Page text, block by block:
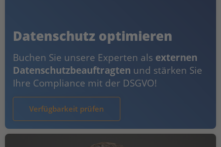
Datenschutz optimieren
Buchen Sie unsere Experten als externen
Datenschutzbeauftragten und stärken Sie
Ihre Compliance mit der DSGVO!
Verfügbarkeit prüfen